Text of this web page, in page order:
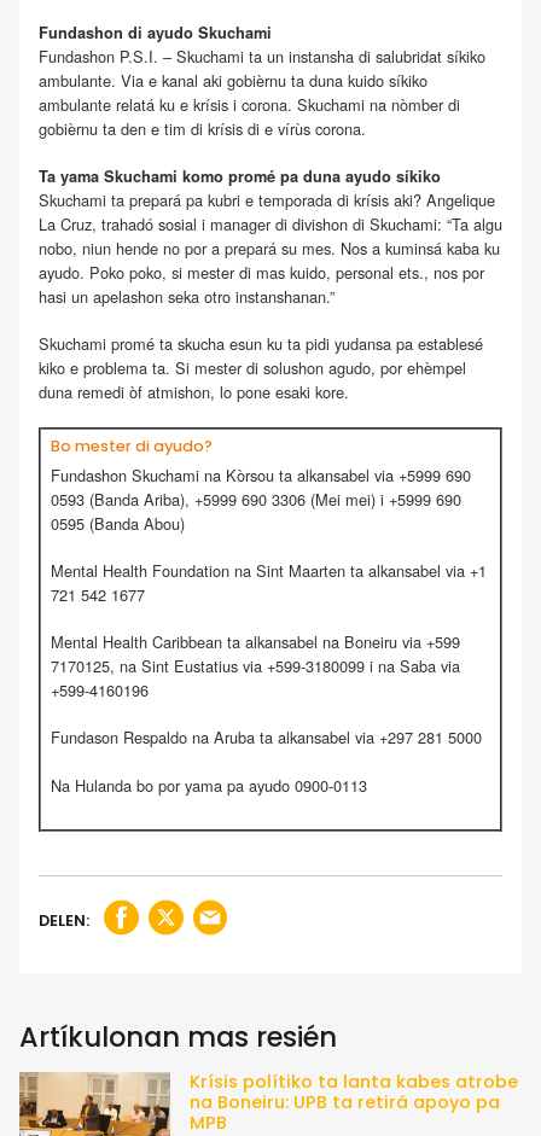
Fundashon di ayudo Skuchami
Fundashon P.S.I. – Skuchami ta un instansha di salubridat síkiko
ambulante. Via e kanal aki gobièrnu ta duna kuido síkiko
ambulante relatá ku e krísis i corona. Skuchami na nòmber di
gobièrnu ta den e tim di krísis di e vírùs corona.
Ta yama Skuchami komo promé pa duna ayudo síkiko
Skuchami ta prepará pa kubri e temporada di krísis aki? Angelique
La Cruz, trahadó sosial i manager di divishon di Skuchami: “Ta algu
nobo, niun hende no por a prepará su mes. Nos a kuminsá kaba ku
ayudo. Poko poko, si mester di mas kuido, personal ets., nos por
hasi un apelashon seka otro instanshanan.”
Skuchami promé ta skucha esun ku ta pidi yudansa pa establesé
kiko e problema ta. Si mester di solushon agudo, por ehèmpel
duna remedi òf atmishon, lo pone esaki kore.
Bo mester di ayudo?
Fundashon Skuchami na Kòrsou ta alkansabel via +5999 690
0593 (Banda Ariba), +5999 690 3306 (Mei mei) i +5999 690
0595 (Banda Abou)
Mental Health Foundation na Sint Maarten ta alkansabel via +1
721 542 1677
Mental Health Caribbean ta alkansabel na Boneiru via +599
7170125, na Sint Eustatius via +599-3180099 i na Saba via
+599-4160196
Fundason Respaldo na Aruba ta alkansabel via +297 281 5000
Na Hulanda bo por yama pa ayudo 0900-0113
DELEN:
Artíkulonan mas resién
Krísis polítiko ta lanta kabes atrobe
na Boneiru: UPB ta retirá apoyo pa
MPB